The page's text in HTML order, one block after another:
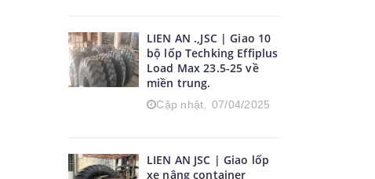
LIEN AN .,JSC | Giao 10
bộ lốp Techking Effiplus
Load Max 23.5-25 về
miền trung.
Cập nhật, 07/04/2025
LIEN AN JSC | Giao lốp
xe nâng container